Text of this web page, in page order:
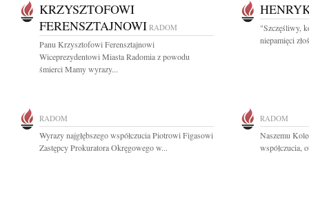
KRZYSZTOFOWI
FERENSZTAJNOWI RADOM
Panu Krzysztofowi Ferensztajnowi
Wiceprezydentowi Miasta Radomia z powodu
śmierci Mamy wyrazy...
"Szczęśliwy,
niepamięci
RADOM
Wyrazy najgłębszego współczucia Piotrowi Figasowi
Zastępcy Prokuratora Okręgowego w...
RADOM
Naszemu
współczucia,